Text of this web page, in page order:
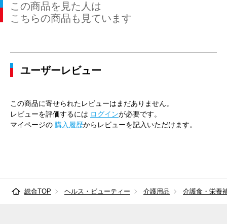
この商品を見た人は
こちらの商品も見ています
ユーザーレビュー
この商品に寄せられたレビューはまだありません。
レビューを評価するには ログインが必要です。
マイページの 購入履歴からレビューを記入いただけます。
総合TOP ヘルス・ビューティー 介護用品 介護食・栄養